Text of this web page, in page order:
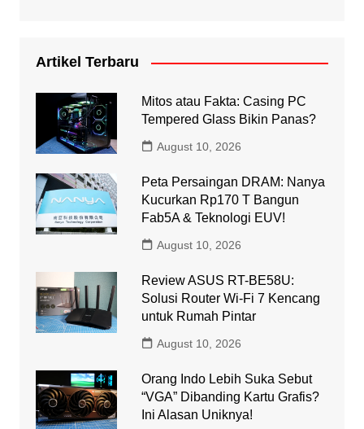
Artikel Terbaru
Mitos atau Fakta: Casing PC
Tempered Glass Bikin Panas?
August 10, 2026
Peta Persaingan DRAM: Nanya
Kucurkan Rp170 T Bangun
Fab5A & Teknologi EUV!
August 10, 2026
Review ASUS RT-BE58U:
Solusi Router Wi-Fi 7 Kencang
untuk Rumah Pintar
August 10, 2026
Orang Indo Lebih Suka Sebut
“VGA” Dibanding Kartu Grafis?
Ini Alasan Uniknya!